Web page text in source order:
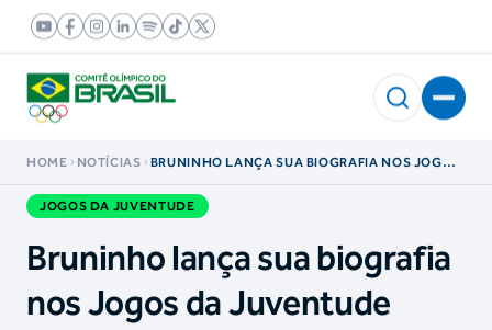
HOME NOTÍCIAS
BRUNINHO LANÇA SUA BIOGRAFIA NOS JOGOS
JOGOS DA JUVENTUDE
Bruninho lança sua biografia
nos Jogos da Juventude